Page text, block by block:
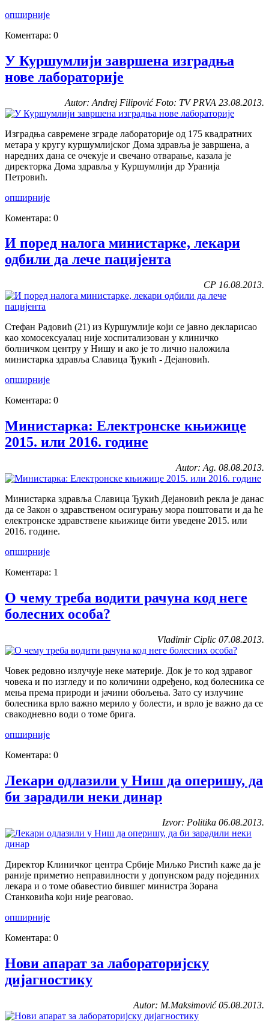
опширније
Коментара: 0
У Куршумлији завршена изградња
нове лабораторије
Autor: Andrej Filipović Foto: TV PRVA 23.08.2013.
Изградња савремене зграде лабораторије од 175 квадратних
метара у кругу куршумлијског Дома здравља је завршена, а
наредних дана се очекује и свечано отварање, казала је
директорка Дома здравља у Куршумлији др Уранија
Петровић.
опширније
Коментара: 0
И поред налога министарке, лекари
одбили да лече пацијента
СР 16.08.2013.
Стефан Радовић (21) из Куршумлије који се јавно декларисао
као хомосексуалац није хоспитализован у клиничко
болничком центру у Нишу и ако је то лично наложила
министарка здравља Славица Ђукић - Дејановић.
опширније
Коментара: 0
Министарка: Електронске књижице
2015. или 2016. године
Autor: Ag. 08.08.2013.
Министарка здравља Славица Ђукић Дејановић рекла је данас
да се Закон о здравственом осигурању мора поштовати и да ће
електронске здравствене књижице бити уведене 2015. или
2016. године.
опширније
Коментара: 1
О чему треба водити рачуна код неге
болесних особa?
Vladimir Ciplic 07.08.2013.
Човек редовно излучује неке материје. Док је то код здравог
човека и по изгледу и по количини одређено, код болесника се
мења према природи и јачини обољења. Зато су излучине
болесника врло важно мерило у болести, и врло је важно да се
свакодневно води о томе брига.
опширније
Коментара: 0
Лекари одлазили у Ниш да оперишу, да
би зарадили неки динар
Izvor: Politika 06.08.2013.
Директор Клиничког центра Србије Миљко Ристић каже да је
раније приметио неправилности у допунском раду појединих
лекара и о томе обавестио бившег министра Зорана
Станковића који није реаговао.
опширније
Коментара: 0
Нови апарат за лабораторијску
дијагностику
Autor: M.Maksimović 05.08.2013.